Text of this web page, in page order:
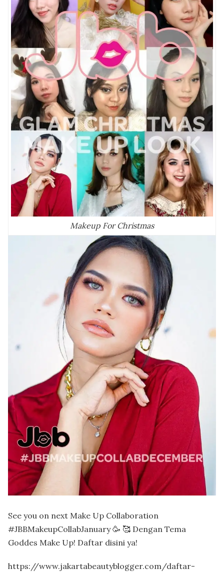
Makeup For Christmas
See you on next Make Up Collaboration
#JBBMakeupCollabJanuary 🥳 🥰 Dengan Tema
Goddes Make Up! Daftar disini ya!
https://www.jakartabeautyblogger.com/daftar-